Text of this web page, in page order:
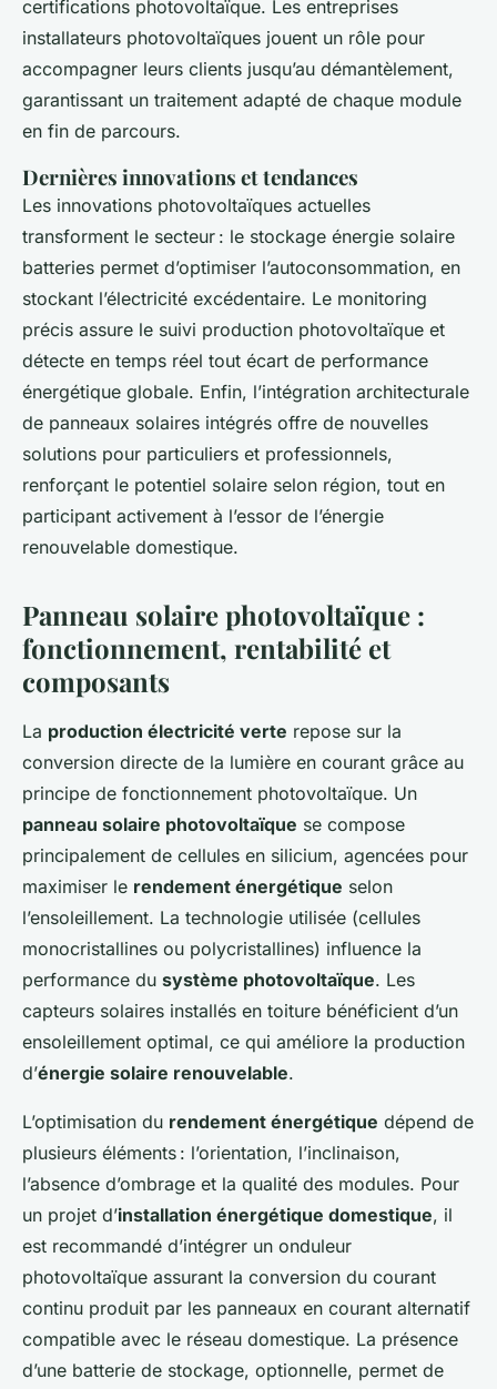
certifications photovoltaïque. Les entreprises
installateurs photovoltaïques jouent un rôle pour
accompagner leurs clients jusqu’au démantèlement,
garantissant un traitement adapté de chaque module
en fin de parcours.
Dernières innovations et tendances
Les innovations photovoltaïques actuelles
transforment le secteur : le stockage énergie solaire
batteries permet d’optimiser l’autoconsommation, en
stockant l’électricité excédentaire. Le monitoring
précis assure le suivi production photovoltaïque et
détecte en temps réel tout écart de performance
énergétique globale. Enfin, l’intégration architecturale
de panneaux solaires intégrés offre de nouvelles
solutions pour particuliers et professionnels,
renforçant le potentiel solaire selon région, tout en
participant activement à l’essor de l’énergie
renouvelable domestique.
Panneau solaire photovoltaïque :
fonctionnement, rentabilité et
composants
La production électricité verte repose sur la
conversion directe de la lumière en courant grâce au
principe de fonctionnement photovoltaïque. Un
panneau solaire photovoltaïque se compose
principalement de cellules en silicium, agencées pour
maximiser le rendement énergétique selon
l’ensoleillement. La technologie utilisée (cellules
monocristallines ou polycristallines) influence la
performance du système photovoltaïque. Les
capteurs solaires installés en toiture bénéficient d’un
ensoleillement optimal, ce qui améliore la production
d’énergie solaire renouvelable.
L’optimisation du rendement énergétique dépend de
plusieurs éléments : l’orientation, l’inclinaison,
l’absence d’ombrage et la qualité des modules. Pour
un projet d’installation énergétique domestique, il
est recommandé d’intégrer un onduleur
photovoltaïque assurant la conversion du courant
continu produit par les panneaux en courant alternatif
compatible avec le réseau domestique. La présence
d’une batterie de stockage, optionnelle, permet de